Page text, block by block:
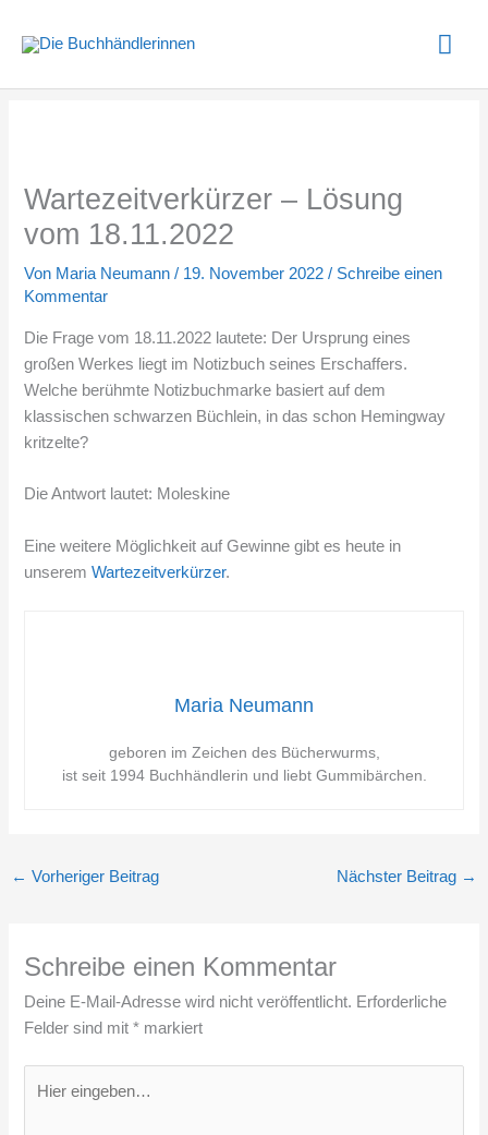
Inhalt
Wartezeitverkürzer – Lösung
vom 18.11.2022
Von Maria Neumann/ 19. November 2022/ Schreibe einen
Kommentar
Die Frage vom 18.11.2022 lautete: Der Ursprung eines
großen Werkes liegt im Notizbuch seines Erschaffers.
Welche berühmte Notizbuchmarke basiert auf dem
klassischen schwarzen Büchlein, in das schon Hemingway
kritzelte?
Die Antwort lautet: Moleskine
Eine weitere Möglichkeit auf Gewinne gibt es heute in
unseremWartezeitverkürzer.
Maria Neumann
geboren im Zeichen des Bücherwurms,
ist seit 1994 Buchhändlerin und liebt Gummibärchen.
← Vorheriger Beitrag Nächster Beitrag →
Schreibe einen Kommentar
Deine E-Mail-Adresse wird nicht veröffentlicht. Erforderliche
Felder sind mit* markiert
eingeben…